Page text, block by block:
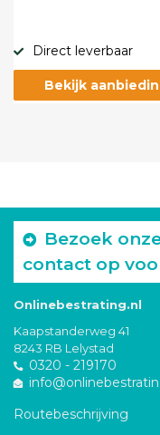
Direct leverbaar
Bekijk
Bezoek
contact op
Onlinebestrating.nl
Kaapstanderweg 41
8243 RB Lelystad
0320 - 219170
Routebeschrijving